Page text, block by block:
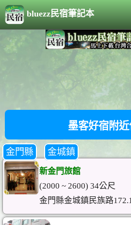
bluezz民宿筆記本
墨客好宿附
金門縣 金城鎮
新金門旅館
(2000 ~ 2600) 34公尺
金門縣金城鎮民族路